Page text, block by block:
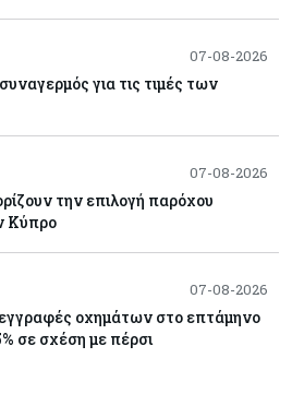
07-08-2026
για τις τιμές των
07-08-2026
την επιλογή παρόχου
Κύπρο
07-08-2026
οχημάτων στο επτάμηνο
σε σχέση με πέρσι